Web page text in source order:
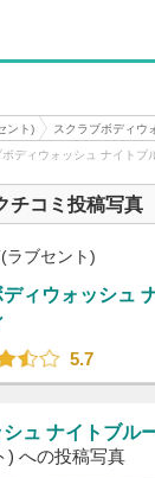
ント)
スクラブボディウ
ディウォッシュ ナイトブ
チコミ投稿写真
ラブセント)
ディウォッシュ
5.7
ュ ナイトブル
) への投稿写真